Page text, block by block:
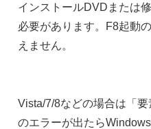
インストールDVDまたは
必要があります。F8起動
えません。
Vista/7/8などの場合は「
のエラーが出たら